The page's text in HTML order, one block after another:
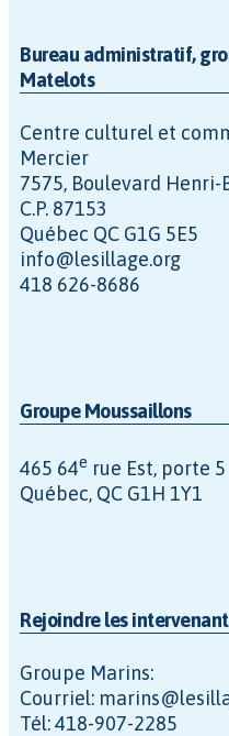
Bureau administratif,
Matelots
Centre culturel et
Mercier
7575, Boulevard Henri-
C.P. 87153
Québec QC G1G 5E5
info@lesillage.org
418 626-8686
Groupe Moussaillons
465 64e rue Est, porte 5
Québec, QC G1H 1Y1
Rejoindre les
Groupe Marins:
Courriel:
Tél: 418-907-2285